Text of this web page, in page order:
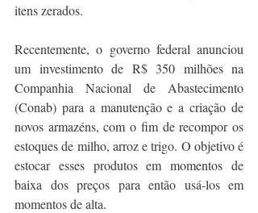
itens zerados.
Recentemente, o governo federal anunciou
um investimento de R$ 350 milhões na
Companhia Nacional de Abastecimento
(Conab) para a manutenção e a criação de
novos armazéns, com o fim de recompor os
estoques de milho, arroz e trigo. O objetivo é
estocar esses produtos em momentos de
baixa dos preços para então usá-los em
momentos de alta.